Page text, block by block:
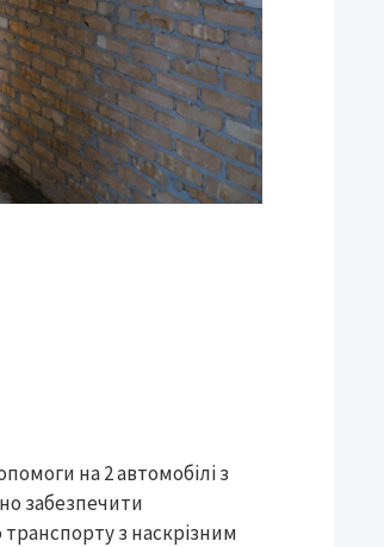
на 2 автомобілі з
забезпечити
з наскрізним